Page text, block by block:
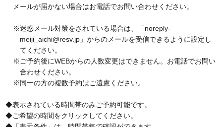
茨城県 守谷市
守谷
見学予約・お問い合わせ
メールが届かない場合はお電話でお問い合わせください。
※迷惑メール対策をされている場合は、「noreply-
meiji_aichi@resv.jp」からのメールを受信できるように設定し
てください。
※ご予約後にWEBからの人数変更はできません。お電話でお問い
合わせください。
※同一の方の複数予約はご遠慮ください。
◆表示されている時間帯のみご予約可能です。
◆ご希望の時間をクリックしてください。